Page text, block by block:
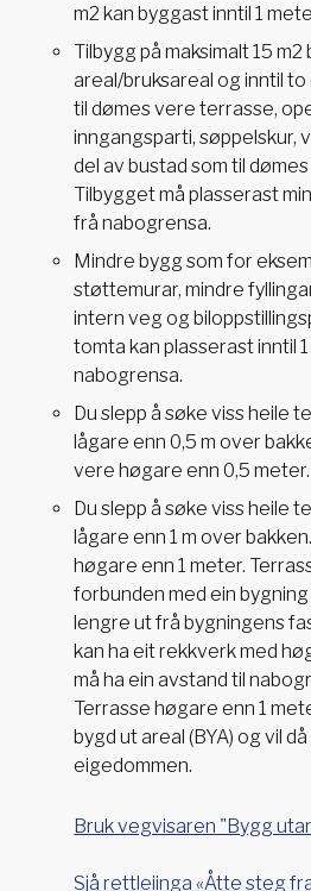
m2 kan byggast inntil 1
Tilbygg på maksimalt 15 m2
areal/bruksareal og inntil
til dømes vere terrasse,
inngangsparti, søppelskur,
del av bustad som til
Tilbygget må plasserast
frå nabogrensa.
Mindre bygg som for
støttemurar, mindre
intern veg og
tomta kan plasserast inntil
nabogrensa.
Du slepp å søke viss heile
lågare enn 0,5 m over
vere høgare enn 0,5 meter.
Du slepp å søke viss heile
lågare enn 1 m over
høgare enn 1 meter.
forbunden med ein
lengre ut frå bygningens
kan ha eit rekkverk med
må ha ein avstand til
Terrasse høgare enn 1
bygd ut areal (BYA) og vil
eigedommen.
Bruk vegvisaren "Bygg
Sjå rettleiinga «Åtte steg